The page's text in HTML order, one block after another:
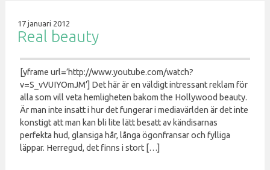
17 januari 2012
Real beauty
[yframe url=’http://www.youtube.com/watch?
v=S_vVUIYOmJM’] Det här är en väldigt intressant reklam för
alla som vill veta hemligheten bakom the Hollywood beauty.
Är man inte insatt i hur det fungerar i mediavärlden är det inte
konstigt att man kan bli lite lätt besatt av kändisarnas
perfekta hud, glansiga hår, långa ögonfransar och fylliga
läppar. Herregud, det finns i stort […]